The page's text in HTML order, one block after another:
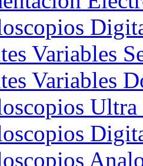
Variables
Variables